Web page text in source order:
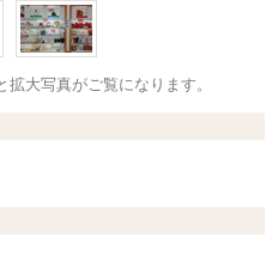
大写真がご覧になります。